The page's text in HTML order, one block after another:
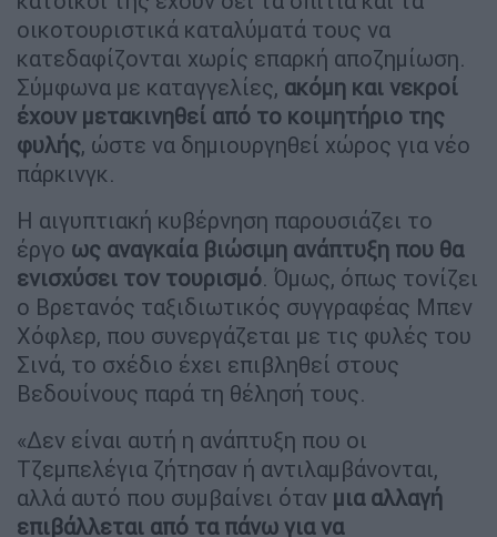
οικοτουριστικά καταλύματά τους να
κατεδαφίζονται χωρίς επαρκή αποζημίωση.
Σύμφωνα με καταγγελίες, ακόμη και νεκροί
έχουν μετακινηθεί από το κοιμητήριο της
φυλής, ώστε να δημιουργηθεί χώρος για νέο
πάρκινγκ.
Η αιγυπτιακή κυβέρνηση παρουσιάζει το
έργο ως αναγκαία βιώσιμη ανάπτυξη που θα
ενισχύσει τον τουρισμό. Όμως, όπως τονίζει
ο Βρετανός ταξιδιωτικός συγγραφέας Μπεν
Χόφλερ, που συνεργάζεται με τις φυλές του
Σινά, το σχέδιο έχει επιβληθεί στους
Βεδουίνους παρά τη θέλησή τους.
«Δεν είναι αυτή η ανάπτυξη που οι
Τζεμπελέγια ζήτησαν ή αντιλαμβάνονται,
αλλά αυτό που συμβαίνει όταν μια αλλαγή
επιβάλλεται από τα πάνω για να